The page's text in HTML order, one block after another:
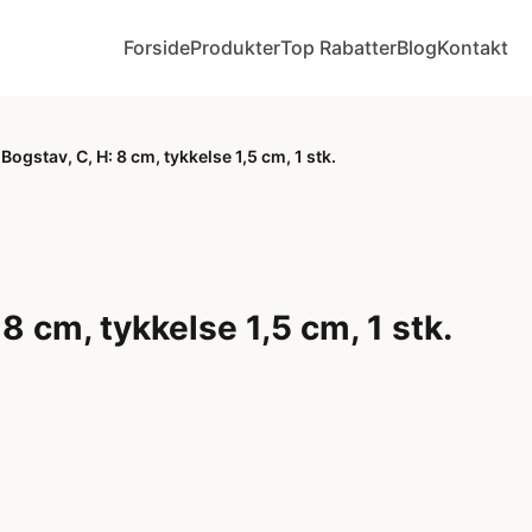
ForsideProdukterTop RabatterBlogKontakt
Bogstav, C, H: 8 cm, tykkelse 1,5 cm, 1 stk.
cm, tykkelse 1,5 cm, 1 stk.